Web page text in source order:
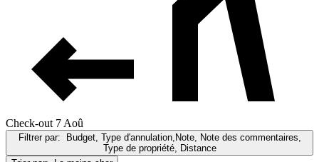
Check-out 7 Aoû
Filtrer par: Budget, Type d'annulation,Note, Note des commentaires,
Type de propriété, Distance